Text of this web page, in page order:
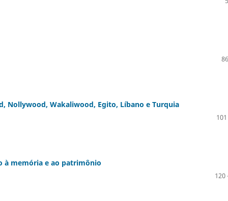
Nollywood, Wakaliwood, Egito, Líbano e Turquia
à memória e ao patrimônio
120